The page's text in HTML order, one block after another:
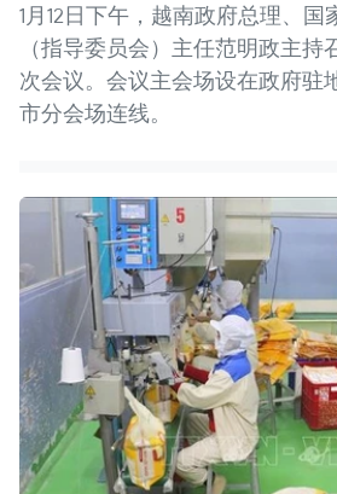
1月12日下午，越南政府总理、
（指导委员会）主任范明政主
次会议。会议主会场设在政府驻
市分会场连线。